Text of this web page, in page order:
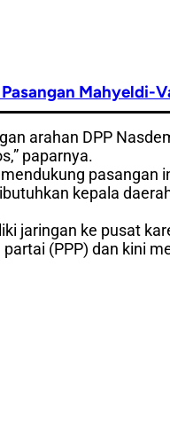
Pasangan Mahyeldi-
arahan DPP
paparnya.
pasangan
kepala
jaringan ke pusat
(PPP) dan kini